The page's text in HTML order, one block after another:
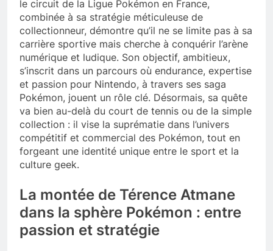
le circuit de la Ligue Pokémon en France,
combinée à sa stratégie méticuleuse de
collectionneur, démontre qu’il ne se limite pas à sa
carrière sportive mais cherche à conquérir l’arène
numérique et ludique. Son objectif, ambitieux,
s’inscrit dans un parcours où endurance, expertise
et passion pour Nintendo, à travers ses saga
Pokémon, jouent un rôle clé. Désormais, sa quête
va bien au-delà du court de tennis ou de la simple
collection : il vise la suprématie dans l’univers
compétitif et commercial des Pokémon, tout en
forgeant une identité unique entre le sport et la
culture geek.
La montée de Térence Atmane
dans la sphère Pokémon : entre
passion et stratégie